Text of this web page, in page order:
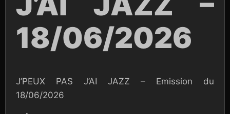
18/06/2026
J’PEUX PAS J’AI JAZZ – Emission du
18/06/2026